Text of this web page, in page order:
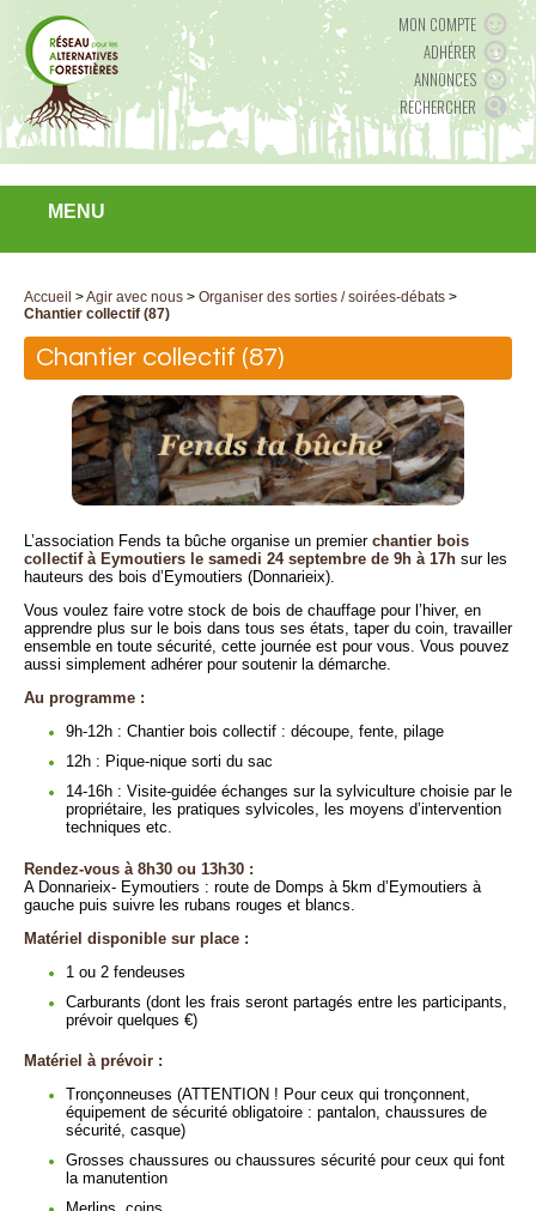
MON COMPTE
ADHÉRER
ANNONCES
RECHERCHER
MENU
Accueil >Agir avec nous > Organiser des sorties / soirées-débats >
Chantier collectif (87)
Chantier collectif (87)
L’association Fends ta bûche organise un premier chantier bois
collectif à Eymoutiers le samedi 24 septembre de 9h à 17h sur les
hauteurs des bois d’Eymoutiers (Donnarieix).
Vous voulez faire votre stock de bois de chauffage pour l’hiver, en
apprendre plus sur le bois dans tous ses états, taper du coin, travailler
ensemble en toute sécurité, cette journée est pour vous. Vous pouvez
aussi simplement adhérer pour soutenir la démarche.
Au programme :
9h-12h : Chantier bois collectif : découpe, fente, pilage
12h : Pique-nique sorti du sac
14-16h : Visite-guidée échanges sur la sylviculture choisie par le
propriétaire, les pratiques sylvicoles, les moyens d’intervention
techniques etc.
Rendez-vous à 8h30 ou 13h30 :
A Donnarieix- Eymoutiers : route de Domps à 5km d’Eymoutiers à
gauche puis suivre les rubans rouges et blancs.
Matériel disponible sur place :
1 ou 2 fendeuses
Carburants (dont les frais seront partagés entre les participants,
prévoir quelques €)
Matériel à prévoir :
Tronçonneuses (ATTENTION ! Pour ceux qui tronçonnent,
équipement de sécurité obligatoire : pantalon, chaussures de
sécurité, casque)
Grosses chaussures ou chaussures sécurité pour ceux qui font
la manutention